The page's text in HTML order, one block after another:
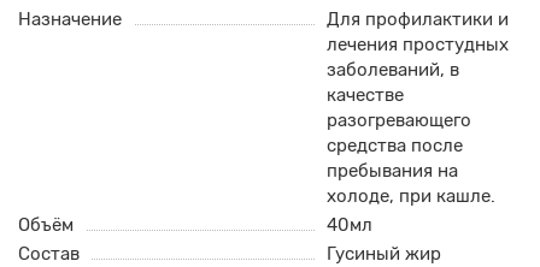
Назначение
Для профилактики и
лечения простудных
заболеваний, в
качестве
разогревающего
средства после
пребывания на
холоде, при кашле.
Объём
40мл
Состав
Гусиный жир